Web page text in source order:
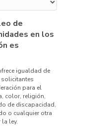
de
en los
es
igualdad de
para el
color, religión,
de discapacidad,
o cualquier otra
ley.